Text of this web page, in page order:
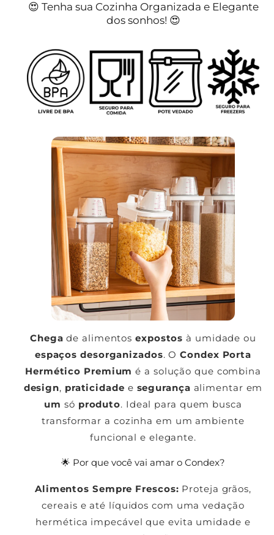
😍 Tenha sua Cozinha Organizada e Elegante
dos sonhos! 😍
Chega de alimentosexpostos à umidade ou
espaços desorganizados. OCondex Porta
Hermético Premium é a solução que combina
design, praticidade e segurança alimentar em
um só produto. Ideal para quem busca
transformar a cozinha em um ambiente
funcional e elegante.
🌟 Por que você vai amar o Condex?
Alimentos Sempre Frescos: Proteja grãos,
cereais e até líquidos com uma vedação
hermética impecável que evita umidade e